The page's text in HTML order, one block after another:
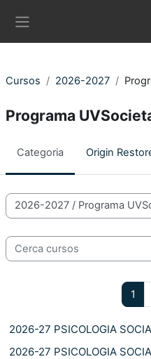
Cursos 2026-2027
Programa
Categoria Origin
Categories de Cursos
Cerca cursos
1
2026-27 PSICOLOGIA
2026-27 PSICOLOGIA